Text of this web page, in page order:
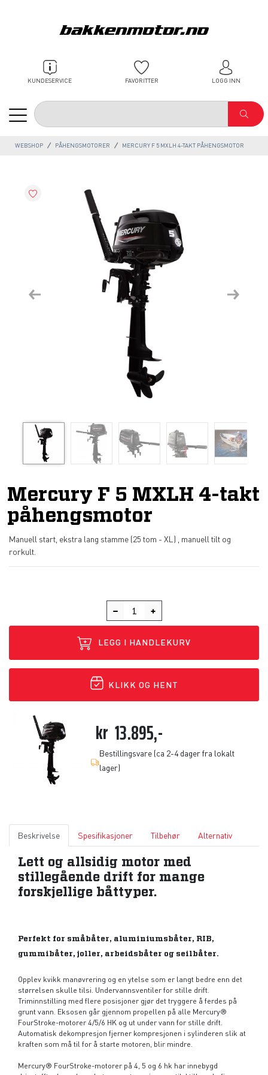
KUNDESERVICE FAVORITTER LOGG INN
WEBSHOP PÅHENGSMOTORER MERCURY F 5 MXLH 4-TAKT PÅHENGSMOTOR
Previous Next
Mercury F 5 MXLH 4-takt
påhengsmotor
Manuell start, ekstra lang stamme (25 tom - XL) , manuell tilt og
rorkult.
LEGG I HANDLEKURV
KLIKK OG HENT
kr 13.895,-
Bestillingsvare (ca 2-4 dager fra lokalt
lager)
Beskrivelse Spesifikasjoner Tilbehør Alternativ
Lett og allsidig motor med
stillegående drift for mange
forskjellige båttyper.
Perfekt for småbåter, aluminiumsbåter, RIB,
gummibåter, joller, arbeidsbåter og seilbåter.
Opplev kvikk manøvrering og en ytelse som er langt bedre enn det
størrelsen skulle tilsi. Undervannsventiler for stille drift.
Triminnstilling med flere posisjoner gjør det tryggere å ferdes på
grunt vann. Eksosen går gjennom propellen på alle Mercury®
FourStroke-motorer 4/5/6 HK og ut under vann for stille drift.
Automatisk dekompresjon fjerner kompresjonen i sylinderen slik at
kraften som må til for å starte motoren, blir mindre.
Mercury® FourStroke-motorer på 4, 5 og 6 hk har innebygd